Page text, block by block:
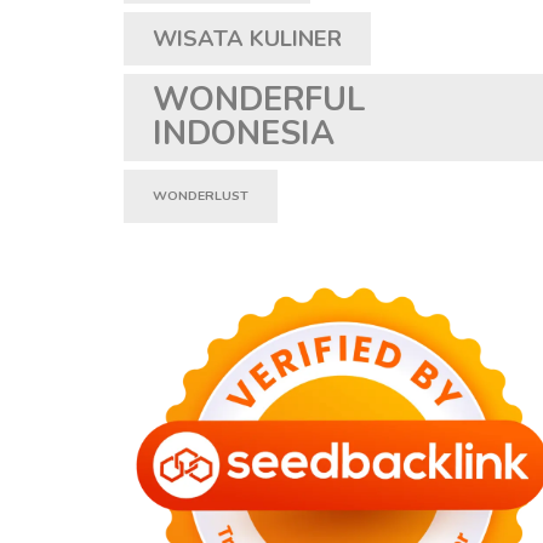
WISATA KULINER
WONDERFUL
INDONESIA
WONDERLUST